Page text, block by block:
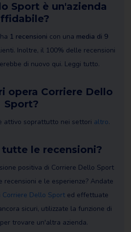
Sport è un'azienda
1 recensioni con una media di 9
Inoltre, il 100% delle recensioni
di nuovo qui. Leggi tutto.
opera Corriere Dello
Sport?
attivo soprattutto nei settori altro.
le recensioni?
positiva di Corriere Dello Sport
e le esperienze? Andate
Corriere Dello Sport ed effettuate
sicuri, utilizzate la funzione di
trovare un'altra azienda.